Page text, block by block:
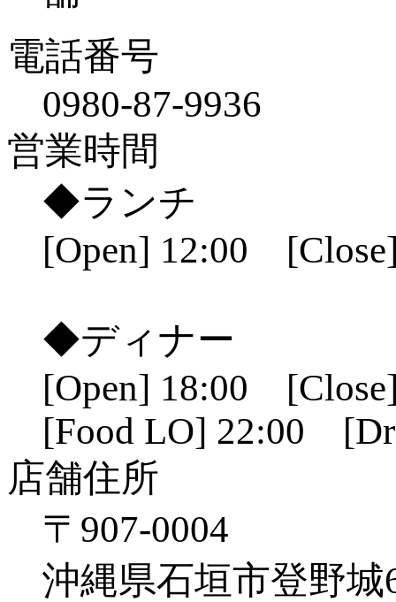
電話番号
0980-87-9936
営業時間
◆ランチ
[Open] 12:00
◆ディナー
[Open] 18:00
[Food LO] 22:00
店舗住所
〒907-0004
沖縄県石垣市登野城